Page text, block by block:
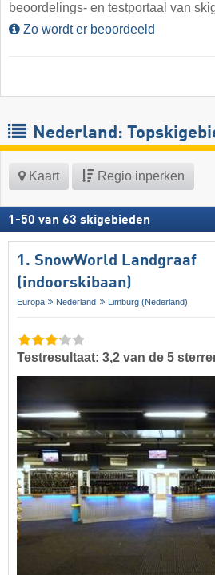
beoordelings- en testportaal van
Zo wordt er beoordeeld
Nederland:
Kaart Regio inperken
1 -50 van 63 skigebieden
1. SnowWorld Landgraaf
(indoorskibaan)
Europa Nederland Limburg (Nederland)
Testresultaat: 3,2 van de 5